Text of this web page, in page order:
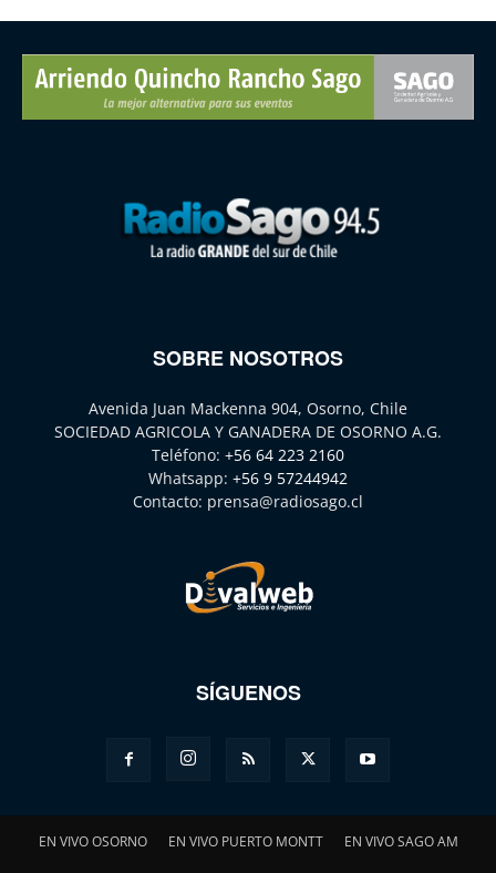
SOBRE NOSOTROS
Avenida Juan Mackenna 904, Osorno, Chile
SOCIEDAD AGRICOLA Y GANADERA DE OSORNO A.G.
Teléfono: +56 64 223 2160
Whatsapp: +56 9 57244942
Contacto: prensa@radiosago.cl
SÍGUENOS
EN VIVO OSORNO EN VIVO PUERTO MONTT EN VIVO SAGO AM